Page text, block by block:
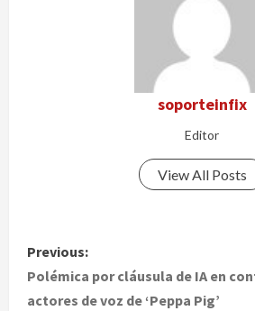
soporteinfix
Editor
View All Posts
P
o
Previous:
Polémica por cláusula de IA en
actores de voz de ‘Peppa Pig’